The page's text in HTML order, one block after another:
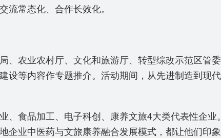
常态化、合作长效化。
、农业农村厅、文化和旅游厅、转型综改示范区管
设等内容作专题推介。活动期间，从先进制造到现
、食品加工、电子科创、康养文旅4大类代表性企
业中医药与文旅康养融合发展模式，都让他们印象